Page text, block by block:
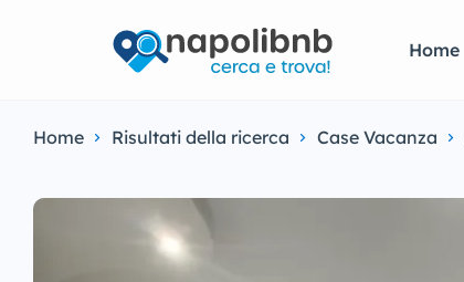
Home
Home Risultati della ricerca Case Vacanza